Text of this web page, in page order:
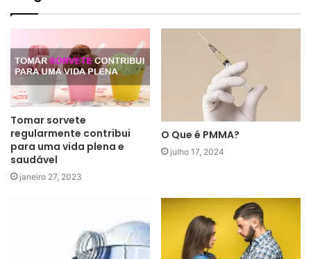
Tomar sorvete
regularmente contribui
para uma vida plena e
saudável
janeiro 27, 2023
O Que é PMMA?
julho 17, 2024